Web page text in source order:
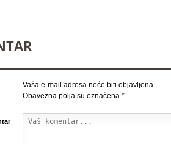
Vaša e-mail adresa neće biti objavljena.
Obavezna polja su označena *